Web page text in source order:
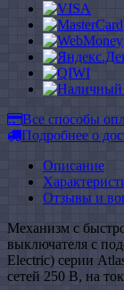
Все способы
Подробнее о
Описание
Отзывы и
Механизм с
выключателя с
Electric) серии
сетей 250 В, на